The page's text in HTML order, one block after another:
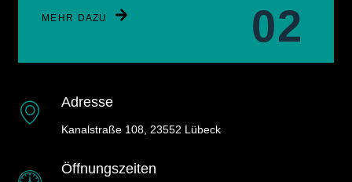
MEHR DAZU 02
Adresse
Kanalstraße 108, 23552 Lübeck
Öffnungszeiten